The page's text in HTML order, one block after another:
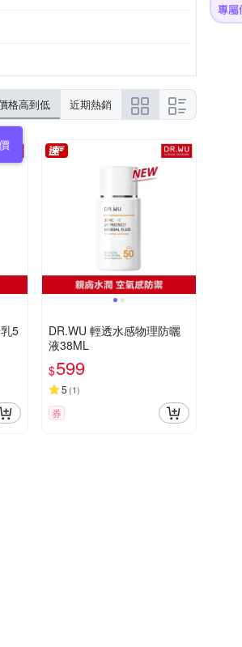
格高到低 近期熱銷
5
DR.WU 輕透水感物理防曬
液38ML
$599
5 (1)
券